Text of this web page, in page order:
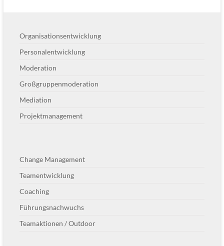
Organisationsentwicklung
Personalentwicklung
Moderation
Großgruppenmoderation
Mediation
Projektmanagement
Change Management
Teamentwicklung
Coaching
Führungsnachwuchs
Teamaktionen / Outdoor